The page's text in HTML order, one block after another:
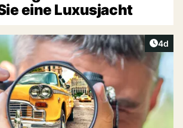
eine Luxusjacht
4d